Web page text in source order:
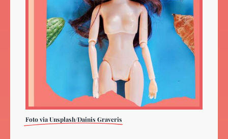
Foto via Unsplash/Dainis Graveris